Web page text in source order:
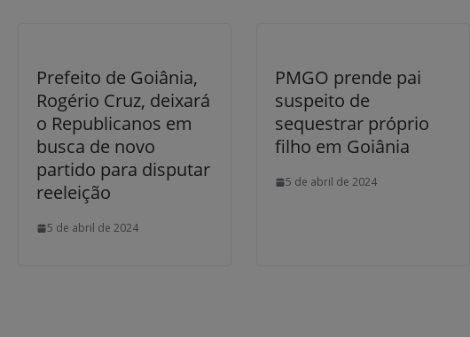
Prefeito de Goiânia,
Rogério Cruz, deixará
o Republicanos em
busca de novo
partido para disputar
reeleição
5 de abril de 2024
PMGO prende pai
suspeito de
sequestrar próprio
filho em Goiânia
5 de abril de 2024